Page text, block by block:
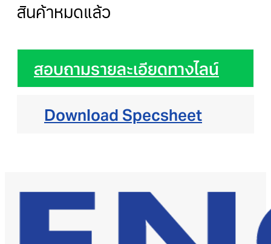
สินค้าหมดแล้ว
สอบถามรายละเอียดทางไลน์
Download Specsheet